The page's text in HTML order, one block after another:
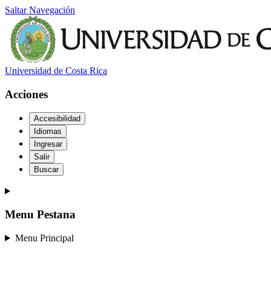
Saltar Navegación
Universidad de Costa Rica
Acciones
Accesibilidad
Idiomas
Ingresar
Salir
Buscar
Menu Pestana
Menu Principal